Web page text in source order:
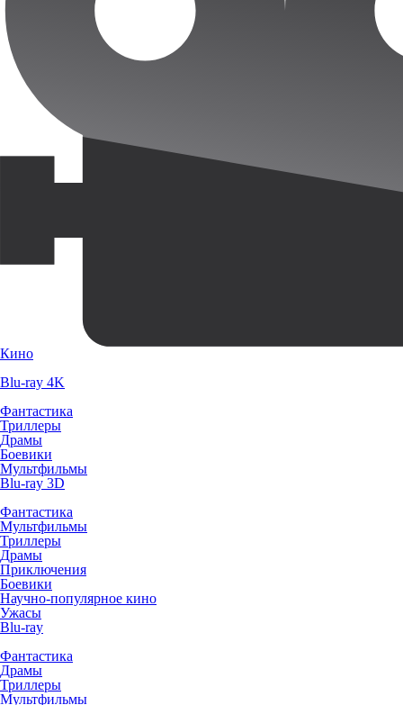
Кино
Blu-ray 4K
Фантастика
Триллеры
Драмы
Боевики
Мультфильмы
Blu-ray 3D
Фантастика
Мультфильмы
Триллеры
Драмы
Приключения
Боевики
Научно-популярное кино
Ужасы
Blu-ray
Фантастика
Драмы
Триллеры
Мультфильмы